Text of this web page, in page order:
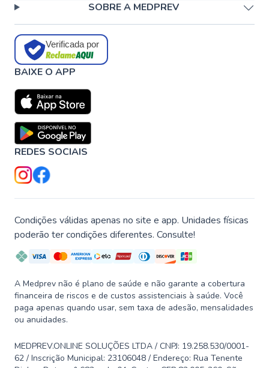
SOBRE A MEDPREV
Verificada por
BAIXE O APP
REDES SOCIAIS
Condições válidas apenas no site e app. Unidades físicas
poderão ter condições diferentes. Consulte!
A Medprev não é plano de saúde e não garante a cobertura
financeira de riscos e de custos assistenciais à saúde. Você
paga apenas quando usar, sem taxa de adesão, mensalidades
ou anuidades.
MEDPREV.ONLINE SOLUÇÕES LTDA / CNPJ: 19.258.530/0001-
62 / Inscrição Municipal: 23106048 / Endereço: Rua Tenente